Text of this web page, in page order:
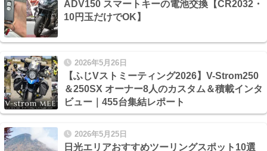
ADV150 スマートキーの電池交換【CR2032・
10円玉だけでOK】
2026年5月26日
【ふじVストミーティング2026】V-Strom250
＆250SX オーナー8人のカスタム＆積載インタ
ビュー｜455台集結レポート
2026年5月25日
日光エリアおすすめツーリングスポット10選